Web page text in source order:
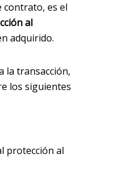
contrato, es el
al
adquirido.
la transacción,
los siguientes
protección al